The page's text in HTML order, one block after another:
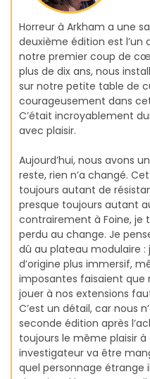
Horreur à Arkham a une
deuxième édition est l’un
notre premier coup de
plus de dix ans, nous
sur notre petite table de
courageusement dans
C’était incroyablement
avec plaisir.
Aujourd’hui, nous avons
reste, rien n’a changé.
toujours autant de
presque toujours autant
contrairement à Foine, je
perdu au change. Je
dû au plateau modulaire
d’origine plus immersif,
imposantes faisaient que
jouer à nos extensions
C’est un détail, car nous
seconde édition après
toujours le même plaisir
investigateur va être
quel personnage étrange